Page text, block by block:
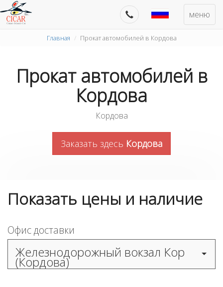
меню
Главная Прокат автомобилей в Кордова
Прокат автомобилей в
Кордова
Кордова
Заказать здесь Кордова
Показать цены и наличие
Офис доставки
Железнодорожный вокзал Кор
(Кордова)